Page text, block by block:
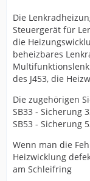
Die
Steuergerät für
die
beheizbares
des J453, die
Die zugehörigen
SB33 - Sicherung
SB53 - Sicherung
Wenn man die
Heizwicklung
am Schleifring